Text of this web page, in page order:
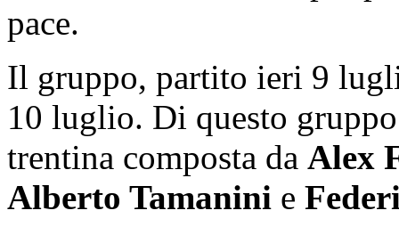
pace.
Il gruppo, partito ieri 9
10 luglio. Di questo
trentina composta da Alex
Alberto Tamanini e